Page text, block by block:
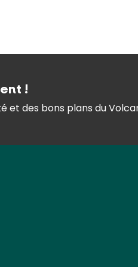
!
et des bons plans du